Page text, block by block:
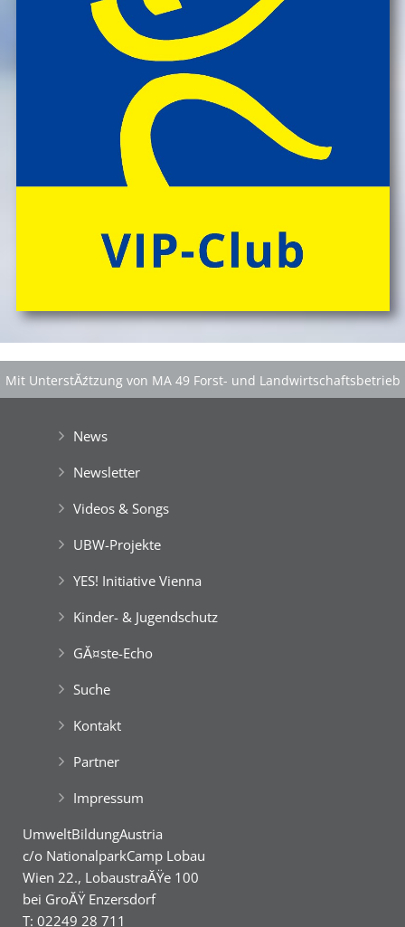
Mit UnterstĂźtzung von MA 49 Forst- und Landwirtschaftsbetrieb
News
Newsletter
Videos & Songs
UBW-Projekte
YES! Initiative Vienna
Kinder- & Jugendschutz
GĂ¤ste-Echo
Suche
Kontakt
Partner
Impressum
UmweltBildungAustria
c/o NationalparkCamp Lobau
Wien 22., LobaustraĂŸe 100
bei GroĂŸ Enzersdorf
T: 02249 28 711